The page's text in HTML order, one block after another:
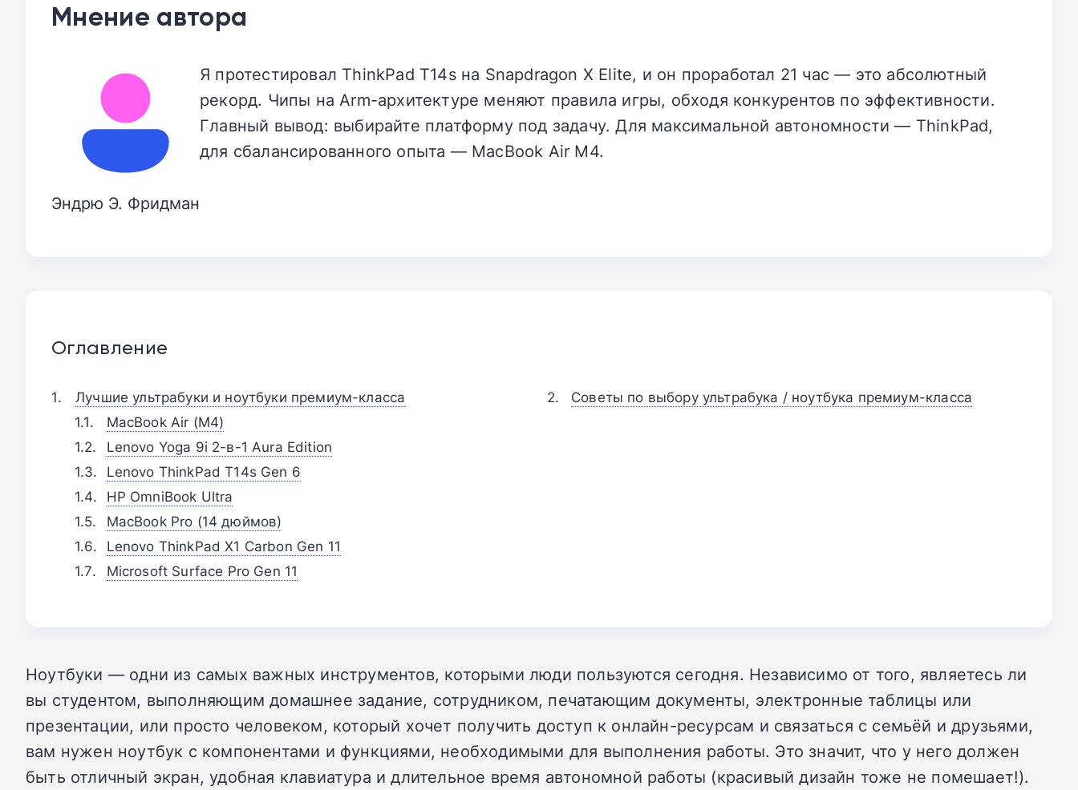
Мнение автора
Эндрю Э. Фридман
Я протестировал ThinkPad T14s на Snapdragon X Elite, и он проработал 21 час — это абсолютный
рекорд. Чипы на Arm-архитектуре меняют правила игры, обходя конкурентов по эффективности.
Главный вывод: выбирайте платформу под задачу. Для максимальной автономности — ThinkPad,
для сбалансированного опыта — MacBook Air M4.
Оглавление
Лучшие ультрабуки и ноутбуки премиум-класса
MacBook Air (M4)
Lenovo Yoga 9i 2-в-1 Aura Edition
Lenovo ThinkPad T14s Gen 6
HP OmniBook Ultra
MacBook Pro (14 дюймов)
Lenovo ThinkPad X1 Carbon Gen 11
Microsoft Surface Pro Gen 11
Советы по выбору ультрабука / ноутбука премиум-класса
Ноутбуки — одни из самых важных инструментов, которыми люди пользуются сегодня. Независимо от того, являетесь ли
вы студентом, выполняющим домашнее задание, сотрудником, печатающим документы, электронные таблицы или
презентации, или просто человеком, который хочет получить доступ к онлайн-ресурсам и связаться с семьёй и друзьями,
вам нужен ноутбук с компонентами и функциями, необходимыми для выполнения работы. Это значит, что у него должен
быть отличный экран, удобная клавиатура и длительное время автономной работы (красивый дизайн тоже не помешает!).